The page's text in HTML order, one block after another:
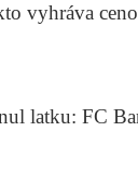
vyhráva
latku: FC